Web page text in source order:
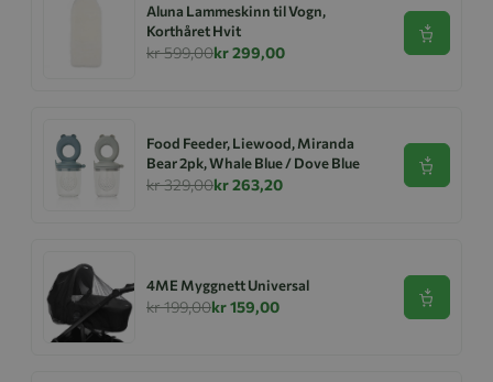
Aluna Lammeskinn til Vogn,
Korthåret Hvit
kr 599,00kr 299,00
Se
Food Feeder, Liewood, Miranda
Bear 2pk, Whale Blue / Dove Blue
kr 329,00kr 263,20
Se
4ME Myggnett Universal
kr 199,00kr 159,00 Se